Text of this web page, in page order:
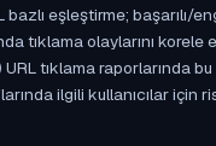
eşleştirme; başarılı/
tıklama olaylarını
tıklama raporlarında bu
ilgili kullanıcılar için